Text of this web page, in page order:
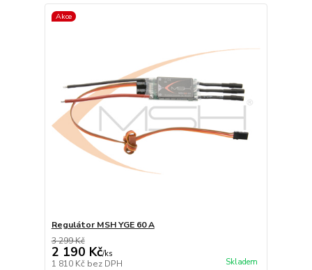
Akce
Regulátor MSH YGE 60 A
3 299 Kč
2 190 Kč/ks
1 810 Kč bez DPH Skladem